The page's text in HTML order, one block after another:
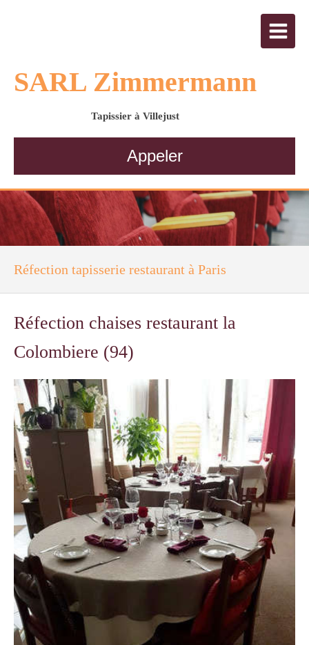
SARL Zimmermann
Tapissier à Villejust
Appeler
Réfection tapisserie restaurant à Paris
Réfection chaises restaurant la
Colombiere (94)